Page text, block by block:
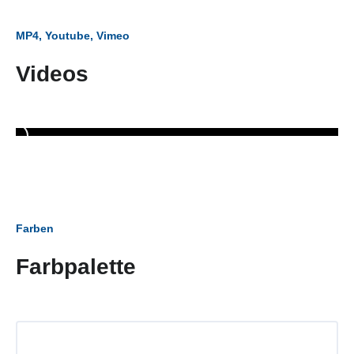
MP4, Youtube, Vimeo
Videos
Farben
Farbpalette